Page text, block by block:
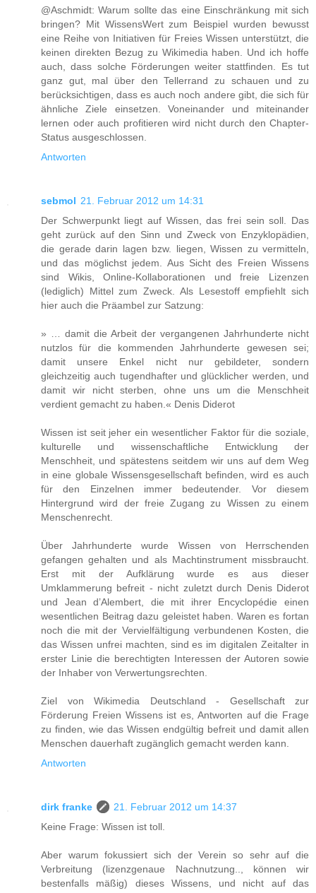
@Aschmidt: Warum sollte das eine Einschränkung mit sich
bringen? Mit WissensWert zum Beispiel wurden bewusst
eine Reihe von Initiativen für Freies Wissen unterstützt, die
keinen direkten Bezug zu Wikimedia haben. Und ich hoffe
auch, dass solche Förderungen weiter stattfinden. Es tut
ganz gut, mal über den Tellerrand zu schauen und zu
berücksichtigen, dass es auch noch andere gibt, die sich für
ähnliche Ziele einsetzen. Voneinander und miteinander
lernen oder auch profitieren wird nicht durch den Chapter-
Status ausgeschlossen.
Antworten
sebmol 21. Februar 2012 um 14:31
Der Schwerpunkt liegt auf Wissen, das frei sein soll. Das
geht zurück auf den Sinn und Zweck von Enzyklopädien,
die gerade darin lagen bzw. liegen, Wissen zu vermitteln,
und das möglichst jedem. Aus Sicht des Freien Wissens
sind Wikis, Online-Kollaborationen und freie Lizenzen
(lediglich) Mittel zum Zweck. Als Lesestoff empfiehlt sich
hier auch die Präambel zur Satzung:
» … damit die Arbeit der vergangenen Jahrhunderte nicht
nutzlos für die kommenden Jahrhunderte gewesen sei;
damit unsere Enkel nicht nur gebildeter, sondern
gleichzeitig auch tugendhafter und glücklicher werden, und
damit wir nicht sterben, ohne uns um die Menschheit
verdient gemacht zu haben.« Denis Diderot
Wissen ist seit jeher ein wesentlicher Faktor für die soziale,
kulturelle und wissenschaftliche Entwicklung der
Menschheit, und spätestens seitdem wir uns auf dem Weg
in eine globale Wissensgesellschaft befinden, wird es auch
für den Einzelnen immer bedeutender. Vor diesem
Hintergrund wird der freie Zugang zu Wissen zu einem
Menschenrecht.
Über Jahrhunderte wurde Wissen von Herrschenden
gefangen gehalten und als Machtinstrument missbraucht.
Erst mit der Aufklärung wurde es aus dieser
Umklammerung befreit - nicht zuletzt durch Denis Diderot
und Jean d’Alembert, die mit ihrer Encyclopédie einen
wesentlichen Beitrag dazu geleistet haben. Waren es fortan
noch die mit der Vervielfältigung verbundenen Kosten, die
das Wissen unfrei machten, sind es im digitalen Zeitalter in
erster Linie die berechtigten Interessen der Autoren sowie
der Inhaber von Verwertungsrechten.
Ziel von Wikimedia Deutschland - Gesellschaft zur
Förderung Freien Wissens ist es, Antworten auf die Frage
zu finden, wie das Wissen endgültig befreit und damit allen
Menschen dauerhaft zugänglich gemacht werden kann.
Antworten
dirk franke
21. Februar 2012 um 14:37
Keine Frage: Wissen ist toll.
Aber warum fokussiert sich der Verein so sehr auf die
Verbreitung (lizenzgenaue Nachnutzung.., können wir
bestenfalls mäßig) dieses Wissens, und nicht auf das